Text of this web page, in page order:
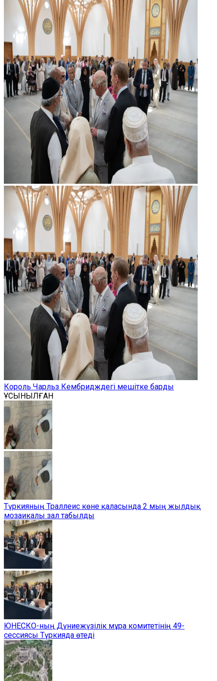
Король Чарльз Кембридждегі мешітке барды
ҰСЫНЫЛҒАН
Түркияның Траллеис көне қаласында 2 мың жылдық
мозаикалы зал табылды
ЮНЕСКО-ның Дүниежүзілік мұра комитетінің 49-
сессиясы Түркияда өтеді